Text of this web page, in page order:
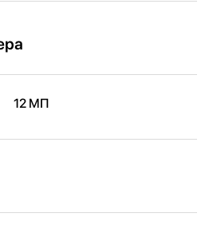
12 МП